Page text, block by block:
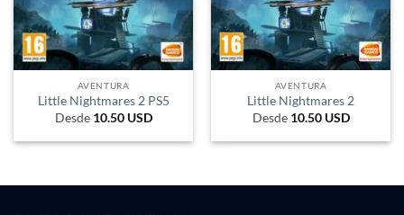
AVENTURA
Little Nightmares 2 PS5
Desde 10.50 USD
AVENTURA
Little Nightmares 2
Desde 10.50 USD